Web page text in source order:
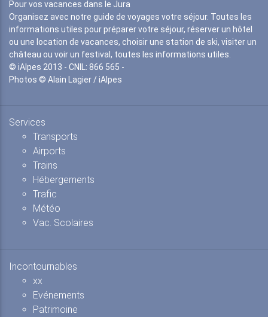
Pour vos vacances dans le Jura
Organisez avec notre guide de voyages votre séjour. Toutes les
informations utiles pour préparer votre séjour, réserver un hôtel
ou une location de vacances, choisir une station de ski, visiter un
château ou voir un festival, toutes les informations utiles.
© iAlpes 2013 - CNIL: 866 565 -
Photos © Alain Lagier / iAlpes
Services
Transports
Airports
Trains
Hébergements
Trafic
Météo
Vac. Scolaires
Incontournables
xx
Evénements
Patrimoine